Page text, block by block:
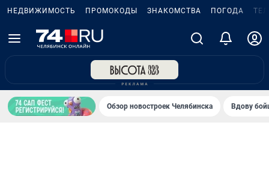
НЕДВИЖИМОСТЬ ПРОМОКОДЫ ЗНАКОМСТВА ПОГОДА
Обзор новостроек Челябинска Вдову